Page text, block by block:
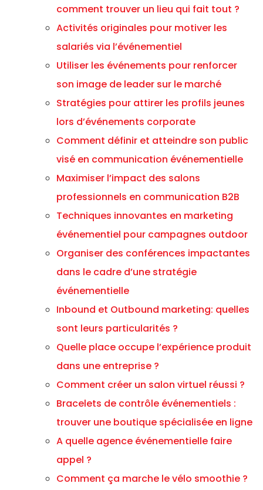
comment trouver un lieu qui fait tout ?
Activités originales pour motiver les
salariés via l’événementiel
Utiliser les événements pour renforcer
son image de leader sur le marché
Stratégies pour attirer les profils jeunes
lors d’événements corporate
Comment définir et atteindre son public
visé en communication événementielle
Maximiser l’impact des salons
professionnels en communication B2B
Techniques innovantes en marketing
événementiel pour campagnes outdoor
Organiser des conférences impactantes
dans le cadre d’une stratégie
événementielle
Inbound et Outbound marketing: quelles
sont leurs particularités ?
Quelle place occupe l’expérience produit
dans une entreprise ?
Comment créer un salon virtuel réussi ?
Bracelets de contrôle événementiels :
trouver une boutique spécialisée en ligne
A quelle agence événementielle faire
appel ?
Comment ça marche le vélo smoothie ?